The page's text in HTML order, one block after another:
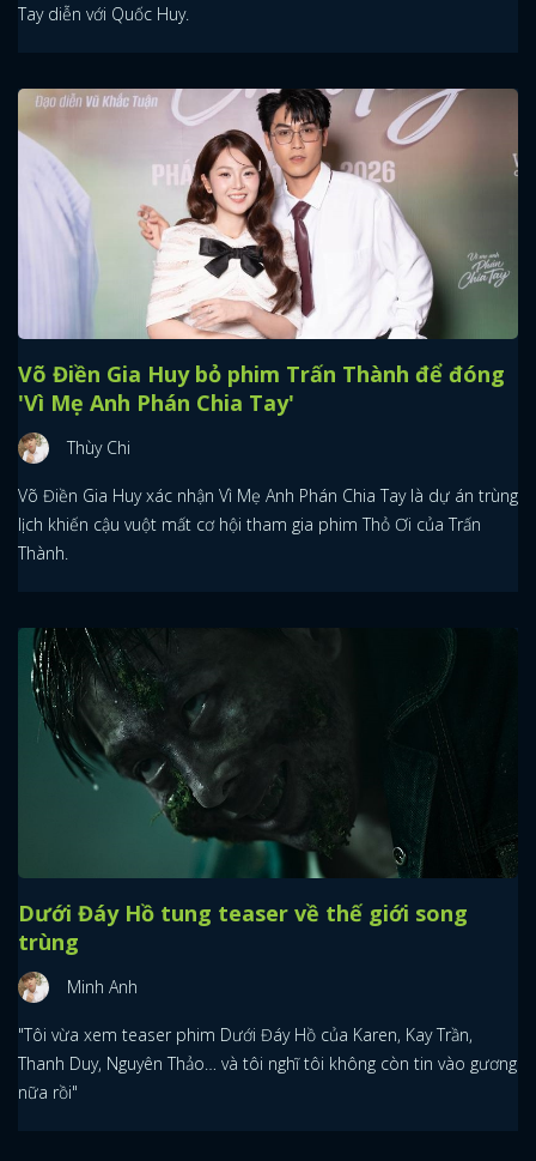
Tay diễn với Quốc Huy.
Võ Điền Gia Huy bỏ phim Trấn Thành để đóng
'Vì Mẹ Anh Phán Chia Tay'
Thùy Chi
Võ Điền Gia Huy xác nhận Vì Mẹ Anh Phán Chia Tay là dự án trùng
lịch khiến cậu vuột mất cơ hội tham gia phim Thỏ Ơi của Trấn
Thành.
Dưới Đáy Hồ tung teaser về thế giới song
trùng
Minh Anh
"Tôi vừa xem teaser phim Dưới Đáy Hồ của Karen, Kay Trần,
Thanh Duy, Nguyên Thảo… và tôi nghĩ tôi không còn tin vào gương
nữa rồi"